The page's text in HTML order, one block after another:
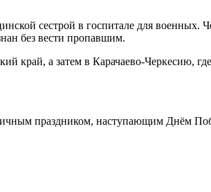
сестрой в госпитале для военных.
без вести пропавшим.
край, а затем в Карачаево-Черкесию,
праздником, наступающим Днём